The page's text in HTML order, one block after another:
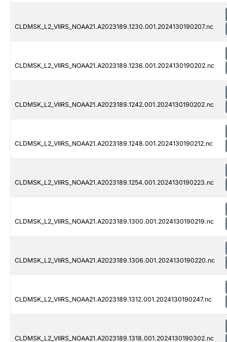
CLDMSK_L2_VIIRS_NOAA21.A2023189.1230.001.2024130190207.nc
CLDMSK_L2_VIIRS_NOAA21.A2023189.1236.001.2024130190202.nc
CLDMSK_L2_VIIRS_NOAA21.A2023189.1242.001.2024130190202.nc
CLDMSK_L2_VIIRS_NOAA21.A2023189.1248.001.2024130190212.nc
CLDMSK_L2_VIIRS_NOAA21.A2023189.1254.001.2024130190223.nc
CLDMSK_L2_VIIRS_NOAA21.A2023189.1300.001.2024130190219.nc
CLDMSK_L2_VIIRS_NOAA21.A2023189.1306.001.2024130190220.nc
CLDMSK_L2_VIIRS_NOAA21.A2023189.1312.001.2024130190247.nc
CLDMSK_L2_VIIRS_NOAA21.A2023189.1318.001.2024130190302.nc